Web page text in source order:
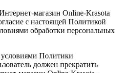
магазин Online-Krasota
с настоящей Политикой
обработки персональных
условиями Политики
должен прекратить